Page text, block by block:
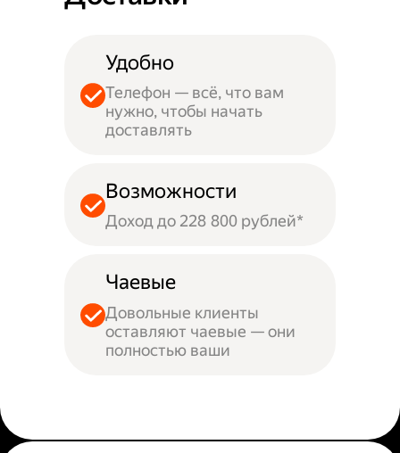
Удобно
Телефон — всё, что вам
нужно, чтобы начать
доставлять
Возможности
Доход до 228 800 рублей*
Чаевые
Довольные клиенты
оставляют чаевые — они
полностью ваши